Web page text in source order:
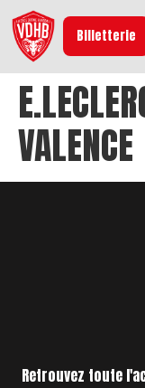
Billetterie
VALENCE
Retrouvez toute